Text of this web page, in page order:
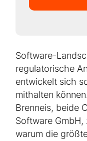
Software-
regulatorische
entwickelt sich
mithalten
Brenneis, beide
Software GmbH,
warum die